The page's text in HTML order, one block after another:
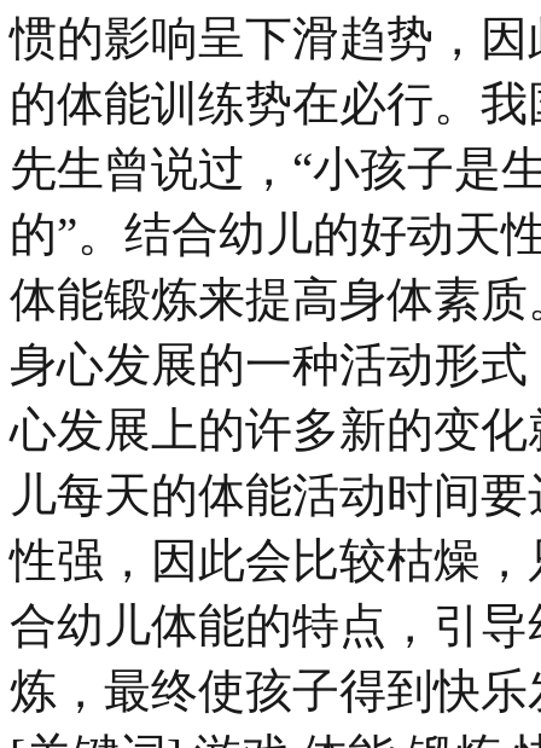
惯的影响呈下滑趋势，
的体能训练势在必行。
先生曾说过，“小孩子是
的”。结合幼儿的好动天
体能锻炼来提高身体素
身心发展的一种活动形
心发展上的许多新的变
儿每天的体能活动时间
性强，因此会比较枯燥
合幼儿体能的特点，引
炼，最终使孩子得到快乐